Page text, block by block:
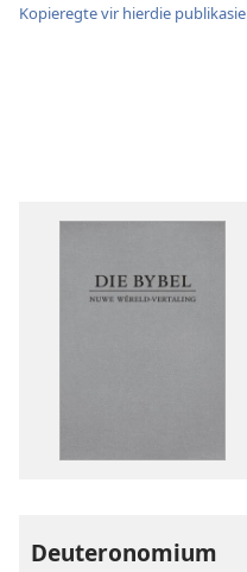
Kopieregte vir hierdie publikasie
Deuteronomium